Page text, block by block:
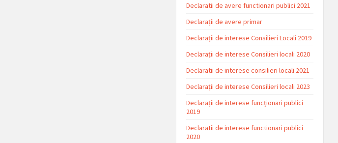
Declaratii de avere functionari publici 2021
Declarații de avere primar
Declarații de interese Consilieri Locali 2019
Declarații de interese Consilieri locali 2020
Declaratii de interese consilieri locali 2021
Declarații de interese Consilieri locali 2023
Declarații de interese funcționari publici
2019
Declaratii de interese functionari publici
2020